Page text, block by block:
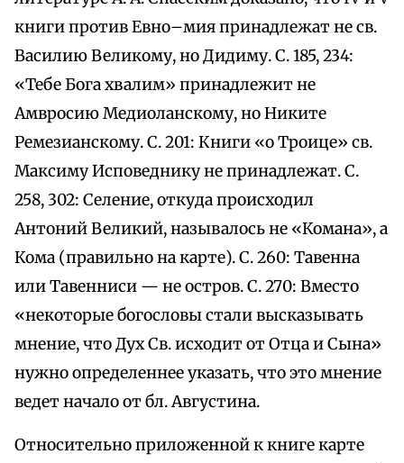
книги против Евно–мия принадлежат не св.
Василию Великому, но Дидиму. С. 185, 234:
«Тебе Бога хвалим» принадлежит не
Амвросию Медиоланскому, но Никите
Ремезианскому. С. 201: Книги «о Троице» св.
Максиму Исповеднику не принадлежат. С.
258, 302: Селение, откуда происходил
Антоний Великий, называлось не «Комана», а
Кома (правильно на карте). С. 260: Тавенна
или Тавенниси — не остров. С. 270: Вместо
«некоторые богословы стали высказывать
мнение, что Дух Св. исходит от Отца и Сына»
нужно определеннее указать, что это мнение
ведет начало от бл. Августина.
Относительно приложенной к книге карте